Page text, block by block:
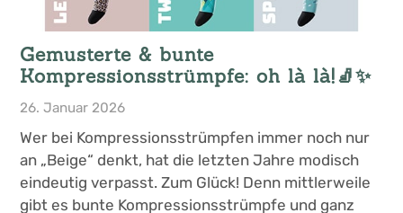
Gemusterte & bunte
Kompressionsstrümpfe: oh là là!🧦✨
26. Januar 2026
Wer bei Kompressionsstrümpfen immer noch nur
an „Beige“ denkt, hat die letzten Jahre modisch
eindeutig verpasst. Zum Glück! Denn mittlerweile
gibt es bunte Kompressionsstrümpfe und ganz